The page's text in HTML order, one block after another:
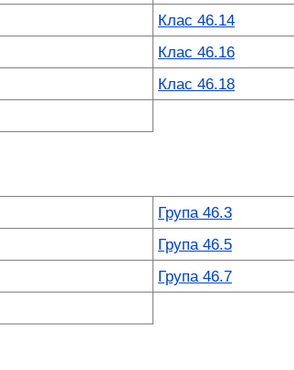
Клас 46.14
Клас 46.16
Клас 46.18
Група 46.3
Група 46.5
Група 46.7